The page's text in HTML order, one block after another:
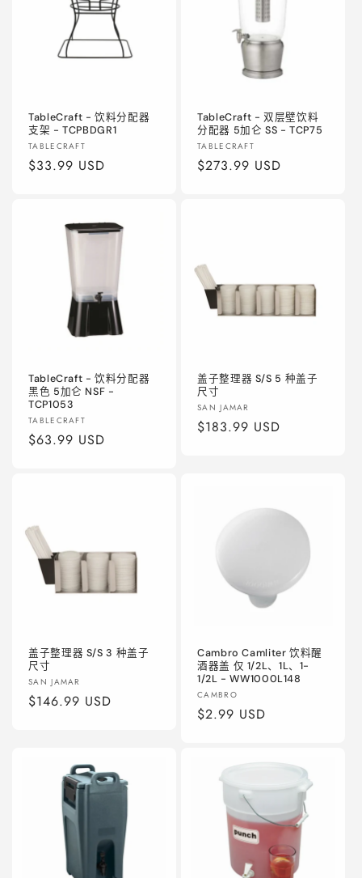
TableCraft - 饮料分配器
支架 - TCPBDGR1
厂
商：
TABLECRAFT
常
$33.99 USD
TableCraft - 双层壁饮料
分配器 5加仑 SS - TCP75
厂
商：
TABLECRAFT
常
$273.99 USD
TableCraft - 饮料分配器
黑色 5加仑 NSF -
TCP1053
厂
商：
TABLECRAFT
常
$63.99 USD
盖子整理器 S/S 5 种盖子
尺寸
厂
商：
SAN JAMAR
常
$183.99 USD
盖子整理器 S/S 3 种盖子
尺寸
厂
商：
SAN JAMAR
常
$146.99 USD
Cambro Camliter 饮料醒
酒器盖 仅 1/2L、1L、1-
1/2L - WW1000L148
厂
商：
CAMBRO
常
$2.99 USD